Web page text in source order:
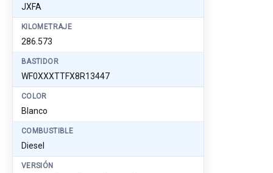
JXFA
KILOMETRAJE
286.573
BASTIDOR
WF0XXXTTFX8R13447
COLOR
Blanco
COMBUSTIBLE
Diesel
VERSIÓN